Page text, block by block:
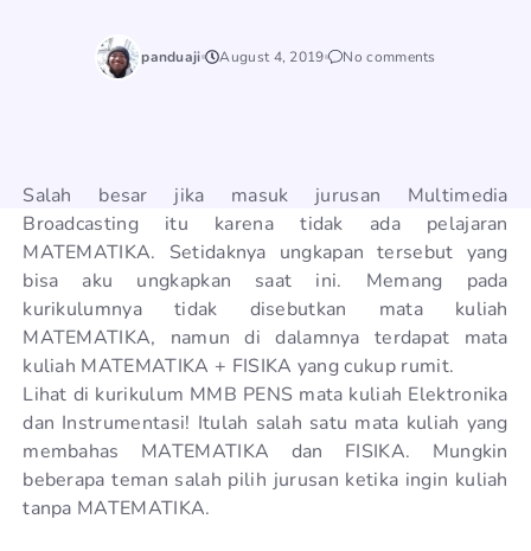
panduaji August 4, 2019 No comments
Salah besar jika masuk jurusan Multimedia
Broadcasting itu karena tidak ada pelajaran
MATEMATIKA. Setidaknya ungkapan tersebut yang
bisa aku ungkapkan saat ini. Memang pada
kurikulumnya tidak disebutkan mata kuliah
MATEMATIKA, namun di dalamnya terdapat mata
kuliah MATEMATIKA + FISIKA yang cukup rumit.
Lihat di kurikulum MMB PENS mata kuliah Elektronika
dan Instrumentasi! Itulah salah satu mata kuliah yang
membahas MATEMATIKA dan FISIKA. Mungkin
beberapa teman salah pilih jurusan ketika ingin kuliah
tanpa MATEMATIKA.